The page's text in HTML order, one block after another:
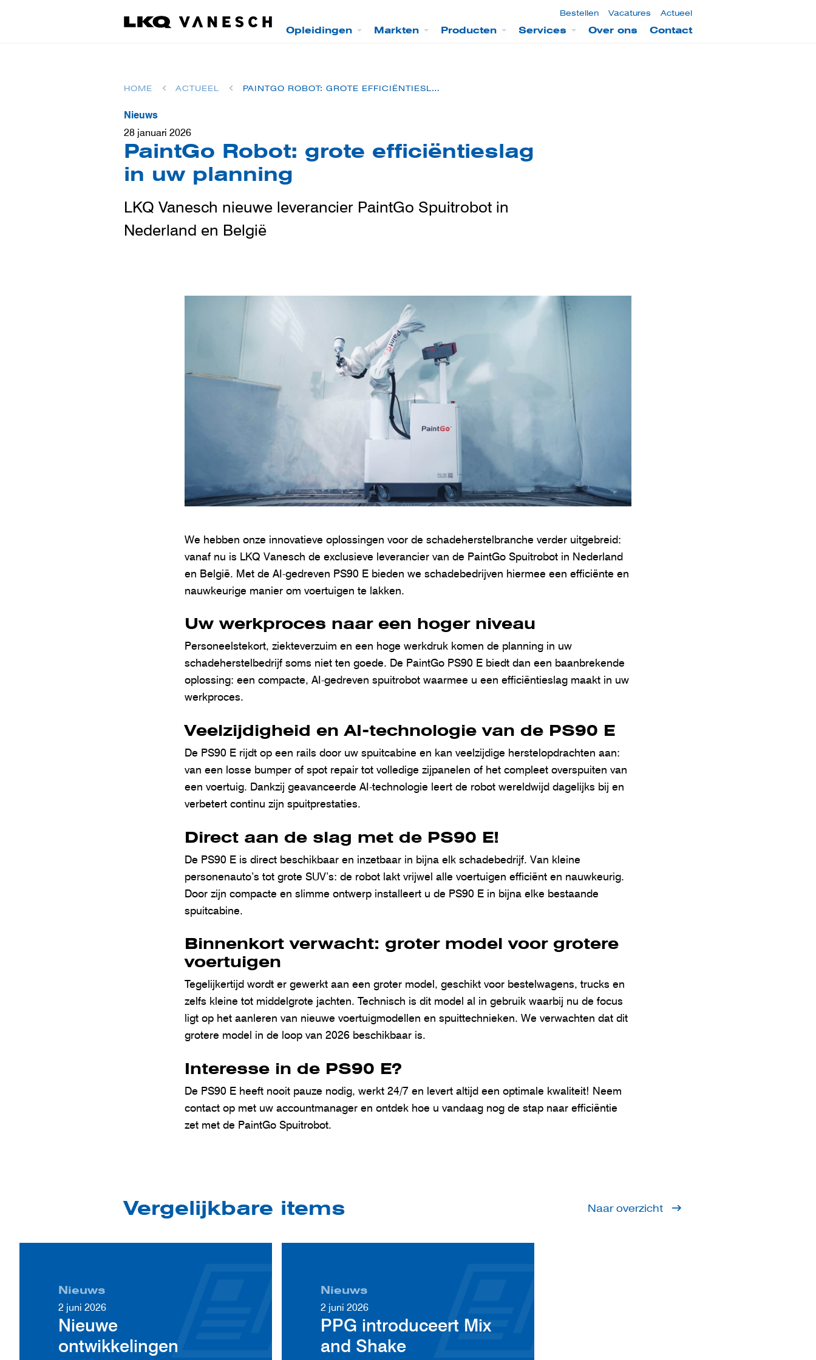
Bestellen Vacatures Actueel
Opleidingen Markten Producten Services Over ons Contact
HOME ACTUEEL PAINTGO ROBOT: GROTE EFFICIËNTIESLAG IN UW PLANNING
Nieuws
28 januari 2026
PaintGo Robot: grote efficiëntieslag
in uw planning
LKQ Vanesch nieuwe leverancier PaintGo Spuitrobot in
Nederland en België
We hebben onze innovatieve oplossingen voor de schadeherstelbranche verder uitgebreid:
vanaf nu is LKQ Vanesch de exclusieve leverancier van de PaintGo Spuitrobot in Nederland
en België. Met de AI-gedreven PS90 E bieden we schadebedrijven hiermee een efficiënte en
nauwkeurige manier om voertuigen te lakken.
Uw werkproces naar een hoger niveau
Personeelstekort, ziekteverzuim en een hoge werkdruk komen de planning in uw
schadeherstelbedrijf soms niet ten goede. De PaintGo PS90 E biedt dan een baanbrekende
oplossing: een compacte, AI-gedreven spuitrobot waarmee u een efficiëntieslag maakt in uw
werkproces.
Veelzijdigheid en AI-technologie van de PS90 E
De PS90 E rijdt op een rails door uw spuitcabine en kan veelzijdige herstelopdrachten aan:
van een losse bumper of spot repair tot volledige zijpanelen of het compleet overspuiten van
een voertuig. Dankzij geavanceerde AI-technologie leert de robot wereldwijd dagelijks bij en
verbetert continu zijn spuitprestaties.
Direct aan de slag met de PS90 E!
De PS90 E is direct beschikbaar en inzetbaar in bijna elk schadebedrijf. Van kleine
personenauto’s tot grote SUV’s: de robot lakt vrijwel alle voertuigen efficiënt en nauwkeurig.
Door zijn compacte en slimme ontwerp installeert u de PS90 E in bijna elke bestaande
spuitcabine.
Binnenkort verwacht: groter model voor grotere
voertuigen
Tegelijkertijd wordt er gewerkt aan een groter model, geschikt voor bestelwagens, trucks en
zelfs kleine tot middelgrote jachten. Technisch is dit model al in gebruik waarbij nu de focus
ligt op het aanleren van nieuwe voertuigmodellen en spuittechnieken. We verwachten dat dit
grotere model in de loop van 2026 beschikbaar is.
Interesse in de PS90 E?
De PS90 E heeft nooit pauze nodig, werkt 24/7 en levert altijd een optimale kwaliteit! Neem
contact op met uw accountmanager en ontdek hoe u vandaag nog de stap naar efficiëntie
zet met de PaintGo Spuitrobot.
Vergelijkbare items Naar overzicht
Nieuws
2 juni 2026
Nieuwe
ontwikkelingen
Nieuws
2 juni 2026
PPG introduceert Mix
and Shake